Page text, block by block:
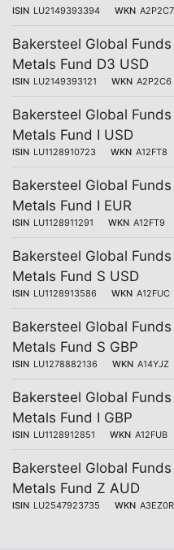
ISIN LU2149393394 WKN A2P2C7
Bakersteel Global
Metals Fund D3 USD
ISIN LU2149393121 WKN A2P2C6
Bakersteel Global
Metals Fund I USD
ISIN LU1128910723 WKN A12FT8
Bakersteel Global
Metals Fund I EUR
ISIN LU1128911291 WKN A12FT9
Bakersteel Global
Metals Fund S USD
ISIN LU1128913586 WKN A12FUC
Bakersteel Global
Metals Fund S GBP
ISIN LU1278882136 WKN A14YJZ
Bakersteel Global
Metals Fund I GBP
ISIN LU1128912851 WKN A12FUB
Bakersteel Global
Metals Fund Z AUD
ISIN LU2547923735 WKN A3EZ0R